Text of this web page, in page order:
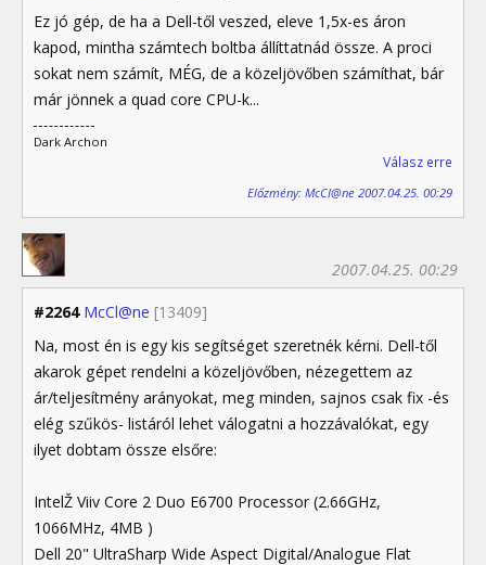
Ez jó gép, de ha a Dell-től veszed, eleve 1,5x-es áron
kapod, mintha számtech boltba állíttatnád össze. A proci
sokat nem számít, MÉG, de a közeljövőben számíthat, bár
már jönnek a quad core CPU-k...
Dark Archon
Válasz erre
Előzmény: McCl@ne 2007.04.25. 00:29
#2264 McCl@ne [13409]
2007.04.25. 00:29
Na, most én is egy kis segítséget szeretnék kérni. Dell-től
akarok gépet rendelni a közeljövőben, nézegettem az
ár/teljesítmény arányokat, meg minden, sajnos csak fix -és
elég szűkös- listáról lehet válogatni a hozzávalókat, egy
ilyet dobtam össze elsőre:
IntelŽ Viiv Core 2 Duo E6700 Processor (2.66GHz,
1066MHz, 4MB )
Dell 20" UltraSharp Wide Aspect Digital/Analogue Flat